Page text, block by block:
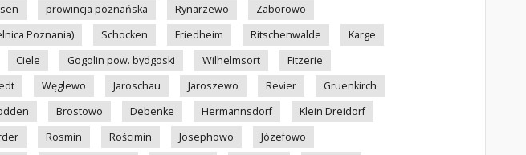
prowincja poznańska Rynarzewo
Zaborowo
Poznania) Schocken Friedheim Ritschenwalde
Karge
Ciele Gogolin pow. bydgoski Wilhelmsort
Fitzerie
Węglewo Jaroschau Jaroszewo Revier
Gruenkirch
Brostowo Debenke Hermannsdorf
Klein Dreidorf
Rosmin Rościmin Josephowo
Józefowo